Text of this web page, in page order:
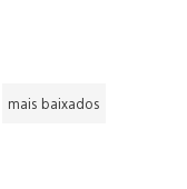
mais baixados